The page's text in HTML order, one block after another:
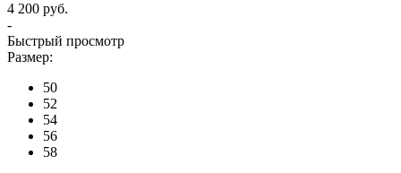
4 200 руб.
-
Быстрый просмотр
Размер:
50
52
54
56
58